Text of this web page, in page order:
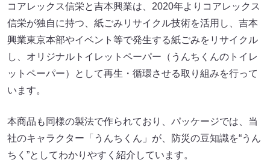
コアレックス信栄と吉本興業は、2020年よりコアレックス
信栄が独自に持つ、紙ごみリサイクル技術を活用し、吉本
興業東京本部やイベント等で発生する紙ごみをリサイクル
し、オリジナルトイレットペーパー（うんちくんのトイレ
ットペーパー）として再生・循環させる取り組みを行って
います。
本商品も同様の製法で作られており、パッケージでは、当
社のキャラクター「うんちくん」が、防災の豆知識を“うん
ちく”としてわかりやすく紹介しています。